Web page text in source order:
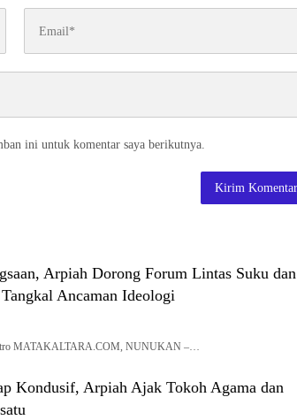
ini untuk komentar saya berikutnya.
Arpiah Dorong Forum Lintas Suku dan
Ancaman Ideologi
MATAKALTARA.COM, NUNUKAN –…
Kondusif, Arpiah Ajak Tokoh Agama dan